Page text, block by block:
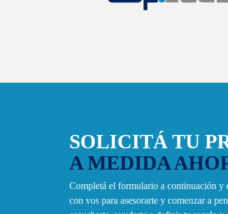
SOLICITÁ TU
A MEDIDA
Completá el formulario a continuación y
con vos para asesorarte y comenzar a